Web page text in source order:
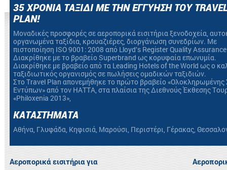
35 ΧΡΟΝΙΑ ΤΑΞΙΔΙ ΜΕ ΤΗΝ ΕΓΓΥΗΣΗ ΤΟΥ
PLAN!
Mοναδικές προσφορές σε αεροπορικά εισιτήρια ξενοδοχεία,
οργανωμένα ταξίδια, κρουαζιέρες, διοργάνωση συνεδρίων. Με
πιστοποίηση ΙSO 9001: 2008 από Lloyd’s Register Quality
Διακρίθηκε με το βραβείο Superbrand ως κορυφαία επωνυμία.
Διακρίθηκε με βραβείο από τα Leading Hotels of the World ως ο
ταξιδιωτικός οργανισμός σε πωλήσεις ομαδικών ταξιδιών.
Στο Travel Plan απονεμήθηκε το πρώτο βραβείο «Ολοκληρωμένης
Εντύπων» από τον HATTA, στα πλαίσια της Διεθνούς Έκθεσης
«Philoxenia 2013»,
ΚΑΤΑΣΤΗΜΑΤΑ
Αθήνα, Γλυφάδα, Κηφισιά, Μαρούσι, Περιστέρι, Γέρακας,
Αεροπορικά εισιτήρια για